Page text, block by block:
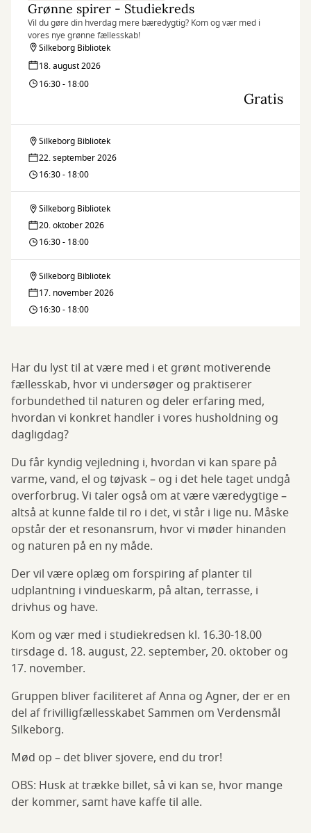
Grønne spirer - Studiekreds
Vil du gøre din hverdag mere bæredygtig? Kom og vær med i
vores nye grønne fællesskab!
Silkeborg Bibliotek
18. august 2026
16:30 - 18:00
Gratis
Grønne
spirer
Studiekreds
Silkeborg Bibliotek
22. september 2026
16:30 - 18:00
Grønne
spirer
Studiekreds
Silkeborg Bibliotek
20. oktober 2026
16:30 - 18:00
Grønne
spirer
Silkeborg Bibliotek
17. november 2026
16:30 - 18:00
Har du lyst til at være med i et grønt motiverende
fællesskab, hvor vi undersøger og praktiserer
forbundethed til naturen og deler erfaring med,
hvordan vi konkret handler i vores husholdning og
dagligdag?
Du får kyndig vejledning i, hvordan vi kan spare på
varme, vand, el og tøjvask – og i det hele taget undgå
overforbrug. Vi taler også om at være væredygtige –
altså at kunne falde til ro i det, vi står i lige nu. Måske
opstår der et resonansrum, hvor vi møder hinanden
og naturen på en ny måde.
Der vil være oplæg om forspiring af planter til
udplantning i vindueskarm, på altan, terrasse, i
drivhus og have.
Kom og vær med i studiekredsen kl. 16.30-18.00
tirsdage d. 18. august, 22. september, 20. oktober og
17. november.
Gruppen bliver faciliteret af Anna og Agner, der er en
del af frivilligfællesskabet Sammen om Verdensmål
Silkeborg.
Mød op – det bliver sjovere, end du tror!
OBS: Husk at trække billet, så vi kan se, hvor mange
der kommer, samt have kaffe til alle.